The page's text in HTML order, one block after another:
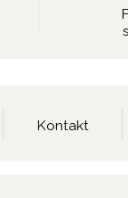
Kontakt